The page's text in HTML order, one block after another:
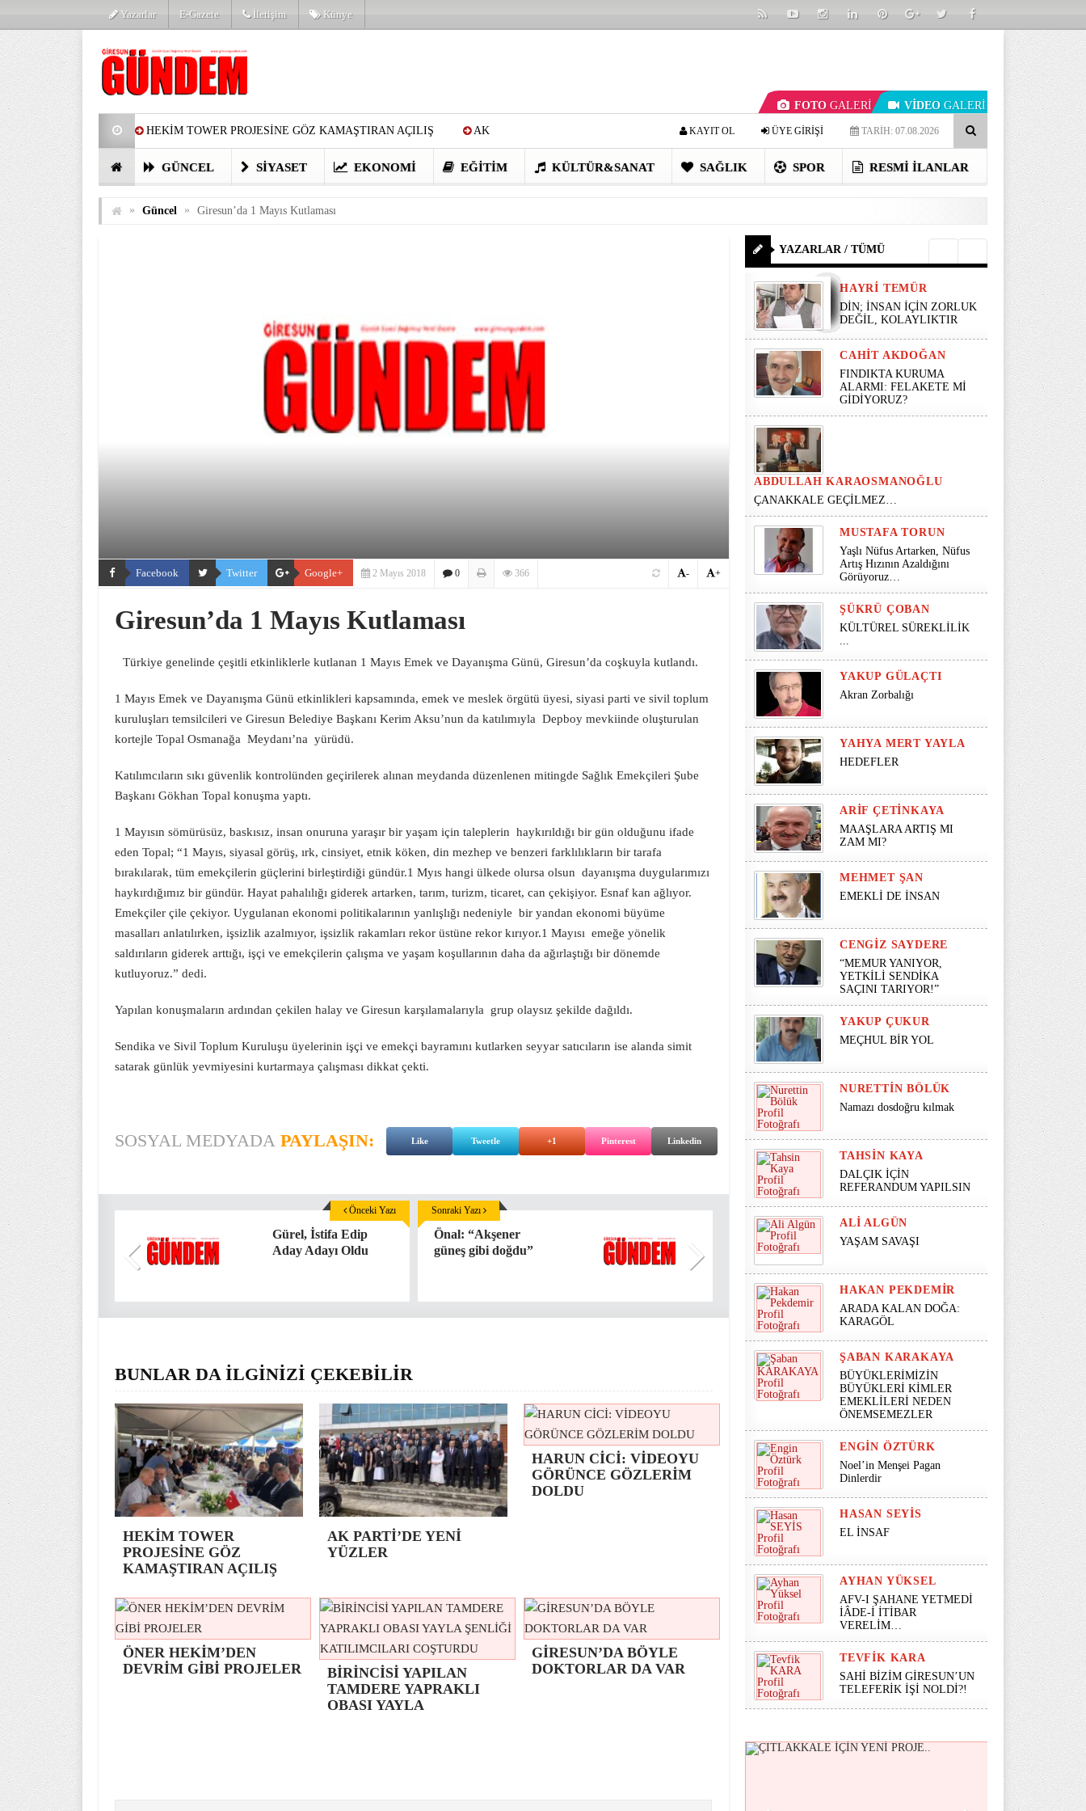
Yazarlar E-Gazete İletişim Künye
FOTO GALERİ VİDEO GALERİ
HEKİM TOWER PROJESİNE GÖZ KAMAŞTIRAN AÇILIŞ AK
PARTİ’DE YENİ YÜZLER HARUN CİCİ: VİDEOYU GÖRÜNCE
TARİH: 07.08.2026
ÜYE GİRİŞİ
KAYIT OL
GÜNCEL SIYASET EKONOMI EĞITIM KÜLTÜR&SANAT SAĞLIK SPOR RESMI İLANLAR
» Güncel » Giresun’da 1 Mayıs Kutlaması
Facebook Twitter Google+ 2 Mayıs 2018 0 366 +
-
Giresun’da 1 Mayıs Kutlaması
Türkiye genelinde çeşitli etkinliklerle kutlanan 1 Mayıs Emek ve Dayanışma Günü, Giresun’da coşkuyla kutlandı.
1 Mayıs Emek ve Dayanışma Günü etkinlikleri kapsamında, emek ve meslek örgütü üyesi, siyasi parti ve sivil toplum
kuruluşları temsilcileri ve Giresun Belediye Başkanı Kerim Aksu’nun da katılımıyla Depboy mevkiinde oluşturulan
kortejle Topal Osmanağa Meydanı’na yürüdü.
Katılımcıların sıkı güvenlik kontrolünden geçirilerek alınan meydanda düzenlenen mitingde Sağlık Emekçileri Şube
Başkanı Gökhan Topal konuşma yaptı.
1 Mayısın sömürüsüz, baskısız, insan onuruna yaraşır bir yaşam için taleplerin haykırıldığı bir gün olduğunu ifade
eden Topal; “1 Mayıs, siyasal görüş, ırk, cinsiyet, etnik köken, din mezhep ve benzeri farklılıkların bir tarafa
bırakılarak, tüm emekçilerin güçlerini birleştirdiği gündür.1 Myıs hangi ülkede olursa olsun dayanışma duygularımızı
haykırdığımız bir gündür. Hayat pahalılığı giderek artarken, tarım, turizm, ticaret, can çekişiyor. Esnaf kan ağlıyor.
Emekçiler çile çekiyor. Uygulanan ekonomi politikalarının yanlışlığı nedeniyle bir yandan ekonomi büyüme
masalları anlatılırken, işsizlik azalmıyor, işsizlik rakamları rekor üstüne rekor kırıyor.1 Mayısı emeğe yönelik
saldırıların giderek arttığı, işçi ve emekçilerin çalışma ve yaşam koşullarının daha da ağırlaştığı bir dönemde
kutluyoruz.” dedi.
Yapılan konuşmaların ardından çekilen halay ve Giresun karşılamalarıyla grup olaysız şekilde dağıldı.
Sendika ve Sivil Toplum Kuruluşu üyelerinin işçi ve emekçi bayramını kutlarken seyyar satıcıların ise alanda simit
satarak günlük yevmiyesini kurtarmaya çalışması dikkat çekti.
SOSYAL MEDYADA PAYLAŞIN: Like Tweetle +1 Pinterest Linkedin
Gürel, İstifa Edip
Aday Adayı Oldu
Önceki Yazı
Önal: “Akşener
güneş gibi doğdu”
Sonraki Yazı
BUNLAR DA İLGİNİZİ ÇEKEBİLİR
HEKİM TOWER
PROJESİNE GÖZ
KAMAŞTIRAN AÇILIŞ
AK PARTİ’DE YENİ
YÜZLER
HARUN CİCİ: VİDEOYU
GÖRÜNCE GÖZLERİM
DOLDU
ÖNER HEKİM’DEN
DEVRİM GİBİ PROJELER
BİRİNCİSİ YAPILAN
TAMDERE YAPRAKLI
OBASI YAYLA
GİRESUN’DA BÖYLE
DOKTORLAR DA VAR
YAZARLAR / TÜMÜ
HAYRI TEMÜR
DİN; İNSAN İÇİN ZORLUK
DEĞİL, KOLAYLIKTIR
CAHIT AKDOĞAN
FINDIKTA KURUMA
ALARMI: FELAKETE Mİ
GİDİYORUZ?
ABDULLAH KARAOSMANOĞLU
ÇANAKKALE GEÇİLMEZ…
MUSTAFA TORUN
Yaşlı Nüfus Artarken, Nüfus
Artış Hızının Azaldığını
Görüyoruz…
ŞÜKRÜ ÇOBAN
KÜLTÜREL SÜREKLİLİK
...
YAKUP GÜLAÇTI
Akran Zorbalığı
YAHYA MERT YAYLA
HEDEFLER
ARIF ÇETINKAYA
MAAŞLARA ARTIŞ MI
ZAM MI?
MEHMET ŞAN
EMEKLİ DE İNSAN
CENGIZ SAYDERE
“MEMUR YANIYOR,
YETKİLİ SENDİKA
SAÇINI TARIYOR!”
YAKUP ÇUKUR
MEÇHUL BİR YOL
NURETTIN BÖLÜK
Namazı dosdoğru kılmak
TAHSIN KAYA
DALÇIK İÇİN
REFERANDUM YAPILSIN
ALI ALGÜN
YAŞAM SAVAŞI
HAKAN PEKDEMIR
ARADA KALAN DOĞA:
KARAGÖL
ŞABAN KARAKAYA
BÜYÜKLERİMİZİN
BÜYÜKLERİ KİMLER
EMEKLİLERİ NEDEN
ÖNEMSEMEZLER
ENGIN ÖZTÜRK
Noel’in Menşei Pagan
Dinlerdir
HASAN SEYİS
EL İNSAF
AYHAN YÜKSEL
AFV-I ŞAHANE YETMEDİ
İÂDE-İ İTİBAR
VERELİM…
TEVFIK KARA
SAHİ BİZİM GİRESUN’UN
TELEFERİK İŞİ NOLDİ?!